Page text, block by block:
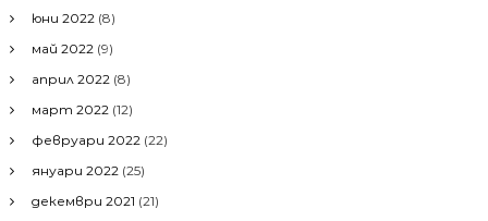
юни 2022 (8)
май 2022 (9)
април 2022 (8)
март 2022 (12)
февруари 2022 (22)
януари 2022 (25)
декември 2021 (21)